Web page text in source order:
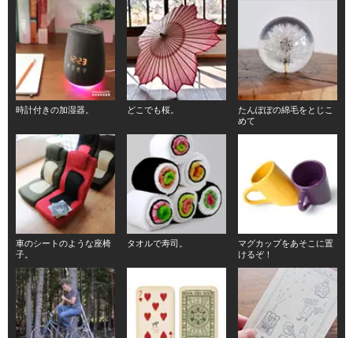
時計付きの加湿器。 どこでも桜。
たんぽぽの綿毛をとじこ
めて
車のシートのような座椅
子。
タオルで寿司。
マグカップをあそこに置
けるぞ！